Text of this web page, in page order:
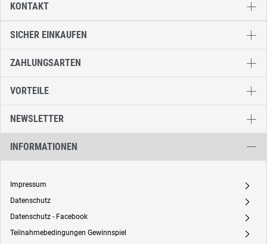
SICHER EINKAUFEN
ZAHLUNGSARTEN
VORTEILE
NEWSLETTER
INFORMATIONEN
Impressum A
Datenschutz A
Datenschutz - Facebook A
Teilnahmebedingungen Gewinnspiel A
KONTAKT